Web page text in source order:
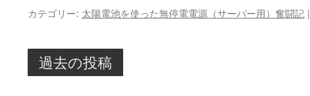
カテゴリー: 太陽電池を使った無停電電源（サーバー用）奮闘記 |
過去の投稿